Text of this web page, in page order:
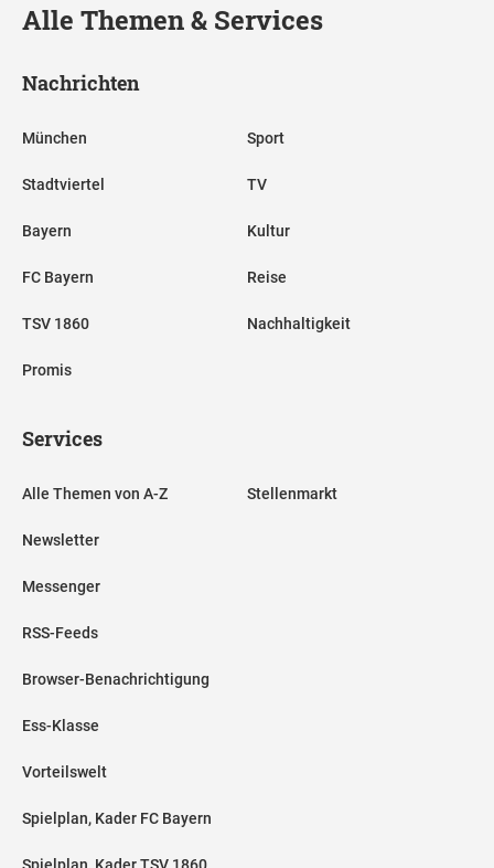
Alle Themen & Services
Nachrichten
München
Stadtviertel
Bayern
FC Bayern
TSV 1860
Promis
Sport
TV
Kultur
Reise
Nachhaltigkeit
Services
Alle Themen von A-Z
Newsletter
Messenger
RSS-Feeds
Browser-Benachrichtigung
Ess-Klasse
Vorteilswelt
Spielplan, Kader FC Bayern
Stellenmarkt